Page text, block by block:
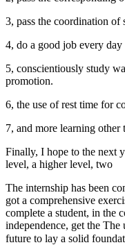
3, pass the coordination of
4, do a good job every
5, conscientiously study
promotion.
6, the use of rest time for
7, and more learning other
Finally, I hope to the next
level, a higher level, two
The internship has been
got a comprehensive
complete a student, in the
independence, get the
future to lay a solid